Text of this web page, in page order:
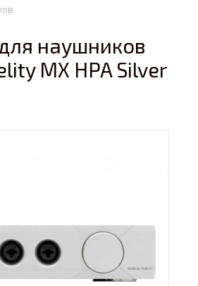
наушников
MX HPA Silver